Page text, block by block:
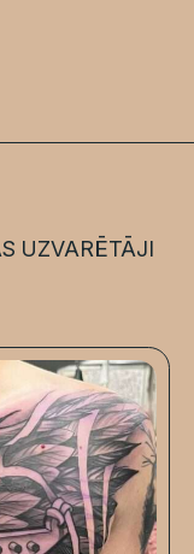
UZVARĒTĀJI